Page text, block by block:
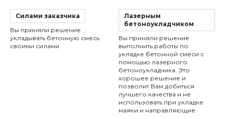
Силами заказчика
Вы приняли решение
укладывать бетонную смесь
своими силами
Лазерным
бетоноукладчиком
Вы приняли решение
выполнить работы по
укладке бетонной смеси с
помощью лазерного
бетоноукладчика. Это
хорошее решение и
позволит Вам добиться
лучшего качества и не
использовать при укладке
маяки и направляющие